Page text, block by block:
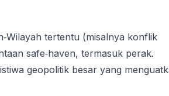
tertentu (misalnya konflik
safe‑haven, termasuk perak.
geopolitik besar yang